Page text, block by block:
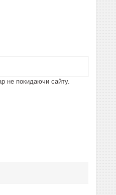
не покидаючи сайту.